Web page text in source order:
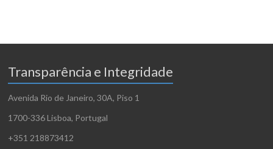
Transparência e Integridade
Avenida Rio de Janeiro, 30A, Piso 1
1700-336 Lisboa, Portugal
+351 218873412